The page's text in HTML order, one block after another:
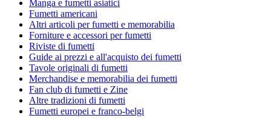
Manga e fumetti asiatici
Fumetti americani
Altri articoli per fumetti e memorabilia
Forniture e accessori per fumetti
Riviste di fumetti
Guide ai prezzi e all'acquisto dei fumetti
Tavole originali di fumetti
Merchandise e memorabilia dei fumetti
Fan club di fumetti e Zine
Altre tradizioni di fumetti
Fumetti europei e franco-belgi